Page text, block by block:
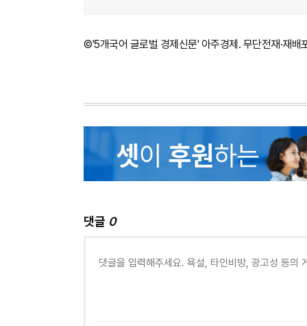
©'5개국어 글로벌 경제신문' 아주경제. 무단전재·재배
댓글 0